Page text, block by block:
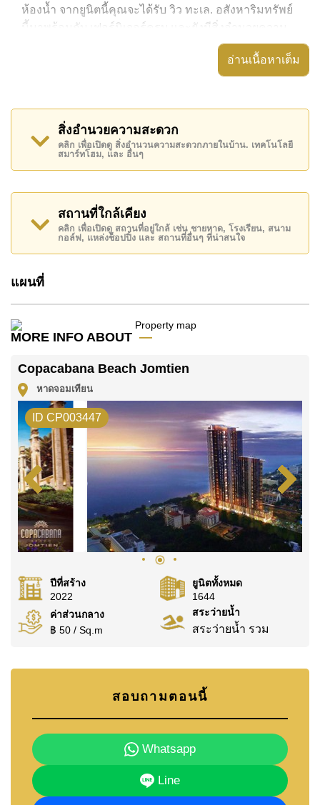
ห้องน้ำ จากยูนิตนี้คุณจะได้รับ วิว ทะเล. อสังหาริมทรัพย์
นี้มาพร้อมกับ เฟอร์นิเจอร์ครบ และยังมีสิ่งอำนวยความ
สะดวก ได้แก่ มีระเบียง, ตู้เสื้อผ้าแบบ Walk-in, เครื่องปรับ
Copacabana Beach Jomtien มีสิ่งอำนวยความสะดวก
ส่วนกลาง ได้แก่ จุดชาร์จ EV, ฟิสเนส, สกายเทอร์เรซ,
ห้องเกมส์
สถานที่สำคัญใกล้ Copacabana Beach Jomtien ได้แก่:
ติดชายหาด, บิ๊กซี เอ็กซ์ตร้า , หาดจอมเทียน, ถนนคนเดิน
, เอเชีย 9 หลุม กอล์ฟ , โรงพยาบาลเมืองพัทยา,
รพ.กรุงเทพจอมเทียน
อสังหาริมทรัพย์นี้เปิดให้เช่าระยะยาวในราคา ฿ 22,000
บาทต่อเดือน
มัดจำ 2 เดือน ก่อนเข้าอยู่อาศัย
ไทย
ค้นพบโอกาสในการทำให้ที่อยู่อาศัยนี้เป็นบ้านในฝันของ
คุณ!
ติดต่อ Cornerstone Real Estate โทร +6638411250
หรือ อีเมล
info@cornerstone.co.th
WhatsApp ของสำนักงาน: +66807945904และ LINE:
@cornerstonepattaya
อ่านเนื้อหาเต็ม
สิ่งอำนวยความสะดวก
คลิก เพื่อเปิดดู สิ่งอำนวนความสะดวกภายในบ้าน. เทคโนโลยี
สมาร์ทโฮม, และ อื่นๆ
สถานที่ใกล้เคียง
คลิก เพื่อเปิดดู สถานที่อยู่ใกล้ เช่น ชายหาด, โรงเรียน, สนาม
กอล์ฟ, แหล่งช็อปปิ้ง และ สถานที่อื่นๆ ที่น่าสนใจ
แผนที่
MORE INFO ABOUT
Copacabana Beach Jomtien
หาดจอมเทียน
ID CP003447
ปีที่สร้าง
2022
ยูนิตทั้งหมด
1644
ค่าส่วนกลาง
฿ 50 / Sq.m
สระว่ายน้ำ
สระว่ายน้ำ รวม
สอบถามตอนนี้
Whatsapp
Line